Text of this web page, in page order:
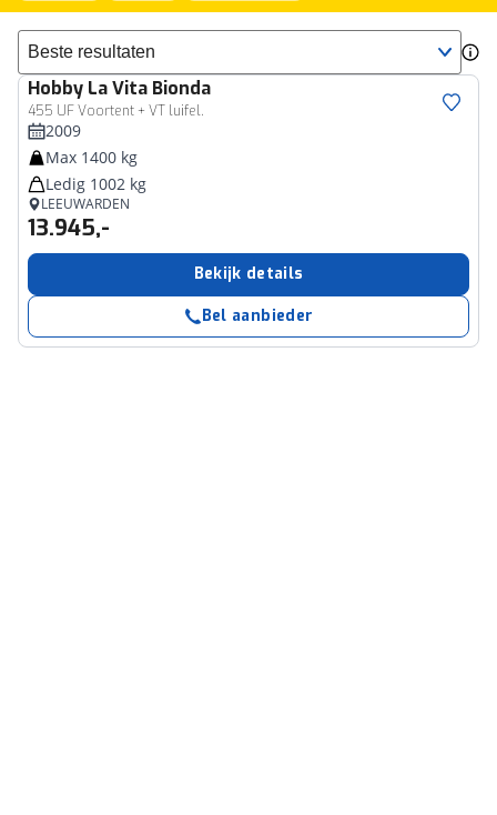
Sorteer resultaten
Hobby La Vita Bionda
455 UF Voortent + VT luifel.
2009
Max 1400 kg
Ledig 1002 kg
LEEUWARDEN
13.945,-
Bekijk details
Bel aanbieder